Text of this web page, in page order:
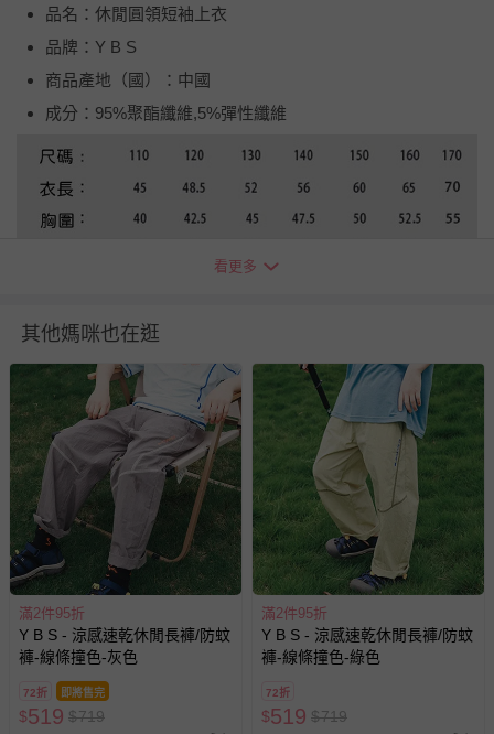
品名：休閒圓領短袖上衣
品牌：Y B S
商品產地（國）：中國
成分：95%聚酯纖維,5%彈性纖維
退換貨須知
您所購買的商品享有7天的鑑賞期／猶豫期權益，但此期間
並非試用期，您所退回的商品必須是未經使用的全新狀態，
包含完整包裝、配件、說明文件及贈品等。
如需退換貨，請於收到商品7天（含例假日內提出），如為
瑕疵退換貨所產生的運費，將由媽咪愛負責處理，若非瑕疵
退貨，您可至『查詢訂單』>『已出貨』中查詢該筆訂單，
並點選『我要退貨』即可進行申請。若有相關退貨問題，請
至媽咪愛
LINE@客服ID: @mamilove我們將依序為您處理
與服務，謝謝。
針對滿件折/滿額贈…等活動，如因部份退貨，而該訂單保
留商品未達活動門檻，將以原價計算，活動贈品亦需一併退
看更多
其他媽咪也在逛
滿2件95折
Y B S - 涼感速乾休閒長褲/防蚊
褲-線條撞色-灰色
72折 即將售完
$519 $719
滿2件95折
Y B S - 涼感速乾休閒長褲/防蚊
褲-線條撞色-綠色
72折
$519 $719